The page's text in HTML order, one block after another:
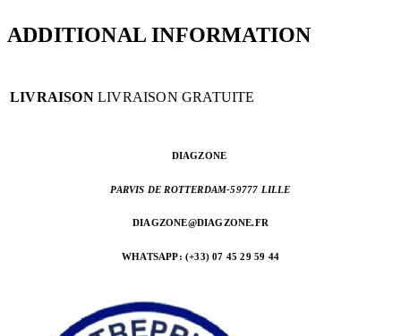
ADDITIONAL INFORMATION
LIVRAISON LIVRAISON GRATUITE
DIAGZONE
PARVIS DE ROTTERDAM-59777 LILLE
DIAGZONE@DIAGZONE.FR
WHATSAPP: (+33) 07 45 29 59 44